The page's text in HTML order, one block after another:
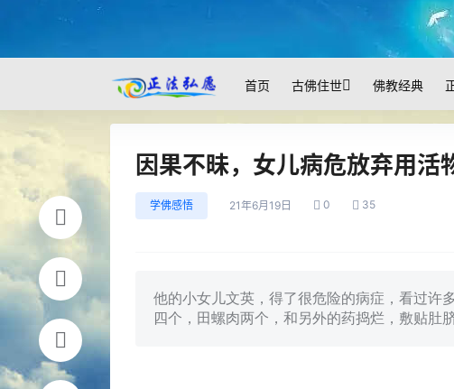
首页 古佛住世 佛教经典
因果不昧，女儿病危放弃用活
学佛感悟 21年6月19日 0 35
他的小女儿文英，得了很危险的病症，看过许
四个，田螺肉两个，和另外的药捣烂，敷贴肚